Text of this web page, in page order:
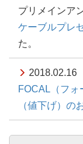
プリメインア
ケーブルプレ
た。
2018.02.16
FOCAL（フ
（値下げ）の